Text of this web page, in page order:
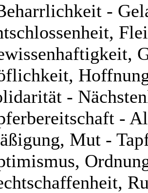
-
-
-
Mut -